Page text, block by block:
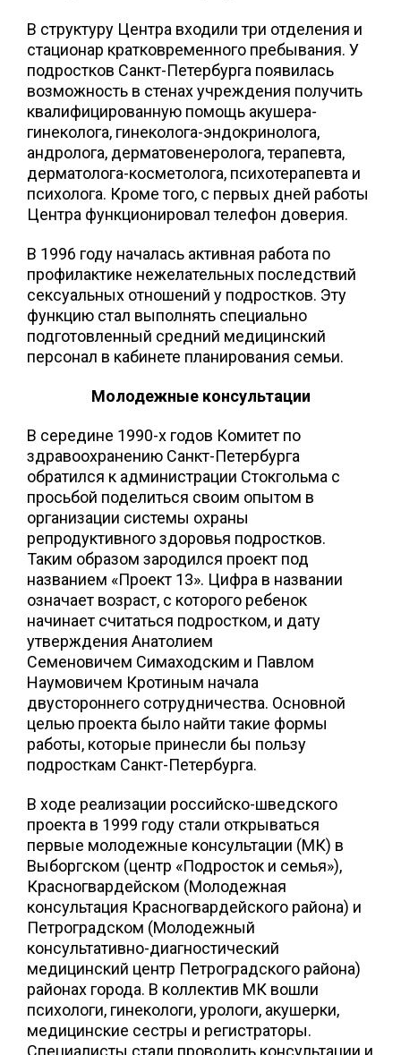
В структуру Центра входили три отделения и
стационар кратковременного пребывания. У
подростков Санкт-Петербурга появилась
возможность в стенах учреждения получить
квалифицированную помощь акушера-
гинеколога, гинеколога-эндокринолога,
андролога, дерматовенеролога, терапевта,
дерматолога-косметолога, психотерапевта и
психолога. Кроме того, с первых дней работы
Центра функционировал телефон доверия.
В 1996 году началась активная работа по
профилактике нежелательных последствий
сексуальных отношений у подростков. Эту
функцию стал выполнять специально
подготовленный средний медицинский
персонал в кабинете планирования семьи.
Молодежные консультации
В середине 1990-х годов Комитет по
здравоохранению Санкт-Петербурга
обратился к администрации Стокгольма с
просьбой поделиться своим опытом в
организации системы охраны
репродуктивного здоровья подростков.
Таким образом зародился проект под
названием «Проект 13». Цифра в названии
означает возраст, с которого ребенок
начинает считаться подростком, и дату
утверждения Анатолием
Семеновичем Симаходским и Павлом
Наумовичем Кротиным начала
двустороннего сотрудничества. Основной
целью проекта было найти такие формы
работы, которые принесли бы пользу
подросткам Санкт-Петербурга.
В ходе реализации российско-шведского
проекта в 1999 году стали открываться
первые молодежные консультации (МК) в
Выборгском (центр «Подросток и семья»),
Красногвардейском (Молодежная
консультация Красногвардейского района) и
Петроградском (Молодежный
консультативно-диагностический
медицинский центр Петроградского района)
районах города. В коллектив МК вошли
психологи, гинекологи, урологи, акушерки,
медицинские сестры и регистраторы.
Специалисты стали проводить консультации и